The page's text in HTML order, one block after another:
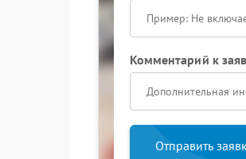
Комментарий к
Отправить